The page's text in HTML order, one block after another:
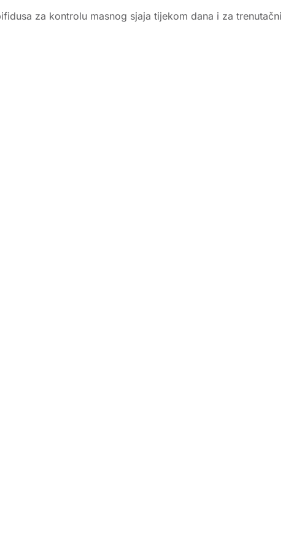
za kontrolu masnog sjaja tijekom dana i za trenutačni